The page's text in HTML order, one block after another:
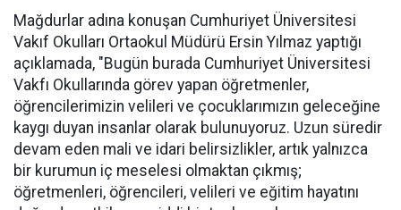
Mağdurlar adına konuşan Cumhuriyet Üniversitesi
Vakıf Okulları Ortaokul Müdürü Ersin Yılmaz yaptığı
açıklamada, "Bugün burada Cumhuriyet Üniversitesi
Vakfı Okullarında görev yapan öğretmenler,
öğrencilerimizin velileri ve çocuklarımızın geleceğine
kaygı duyan insanlar olarak bulunuyoruz. Uzun süredir
devam eden mali ve idari belirsizlikler, artık yalnızca
bir kurumun iç meselesi olmaktan çıkmış;
öğretmenleri, öğrencileri, velileri ve eğitim hayatını